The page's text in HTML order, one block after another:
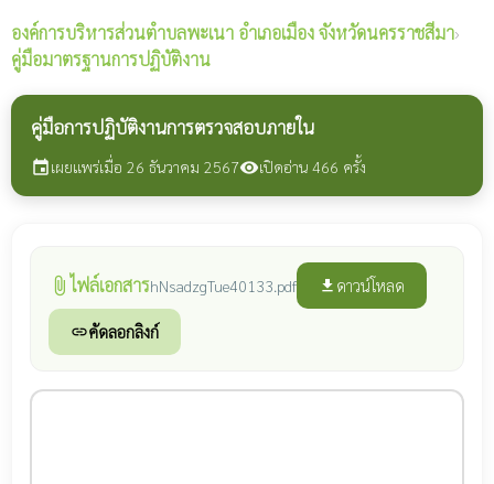
องค์การบริหารส่วนตำบลพะเนา อำเภอเมือง จังหวัดนครราชสีมา›
คู่มือมาตรฐานการปฏิบัติงาน
คู่มือการปฏิบัติงานการตรวจสอบภายใน
eventเผยแพร่เมื่อ 26 ธันวาคม 2567visibilityเปิดอ่าน 466 ครั้ง
attach_file ไฟล์เอกสารhNsadzgTue40133.pdf file_download ดาวน์โหลด
linkคัดลอกลิงก์